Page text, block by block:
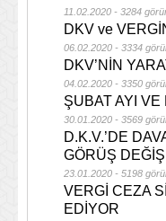
11.02.2020 - 3284
DKV ve
06.02.2020 - 3334
DKV’NİN
04.02.2020 - 3350
ŞUBAT AYI
30.01.2020 - 3569
D.K.V.’DE
GÖRÜŞ
23.01.2020 - 5198
VERGİ CEZA
EDİYOR